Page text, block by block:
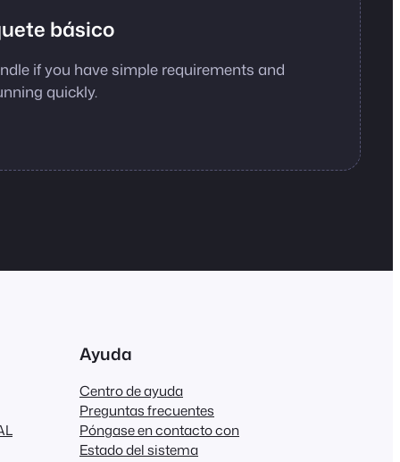
básico
if you have simple requirements and
quickly.
Ayuda
Centro de ayuda
Preguntas frecuentes
Póngase en contacto con
Estado del sistema